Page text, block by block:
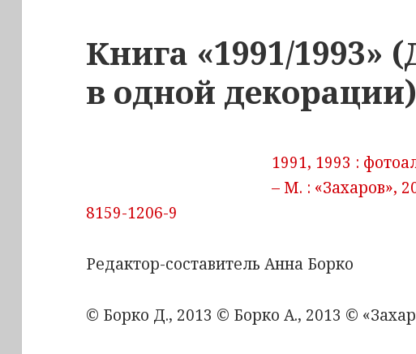
Книга «1991/1993»
в одной декорации)
1991, 1993 :
– М. : «Захаров»,
8159-1206-9
Редактор-составитель Анна Борко
© Борко Д., 2013 © Борко А., 2013 ©